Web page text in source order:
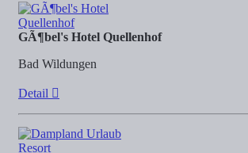
GÃ¶bel's Hotel Quellenhof
Bad Wildungen
Detail